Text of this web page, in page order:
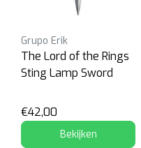
Grupo Erik
The Lord of the Rings
Sting Lamp Sword
€42,00
Bekijken